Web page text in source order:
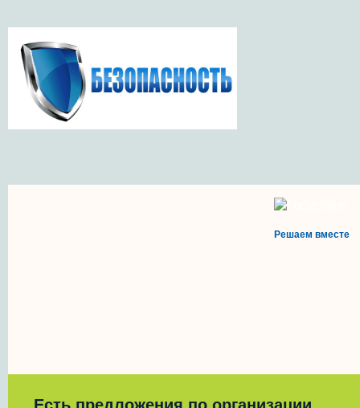
Решаем вместе